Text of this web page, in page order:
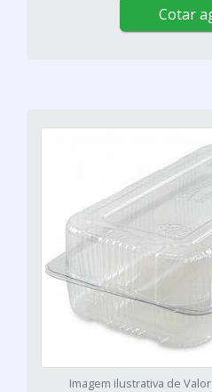
Cotar
Imagem ilustrativa de